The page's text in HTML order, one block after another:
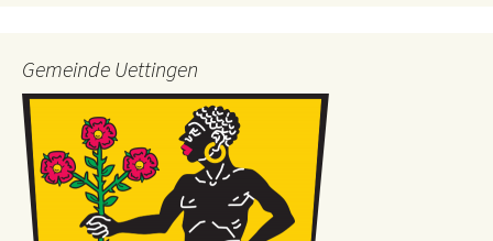
Gemeinde Uettingen